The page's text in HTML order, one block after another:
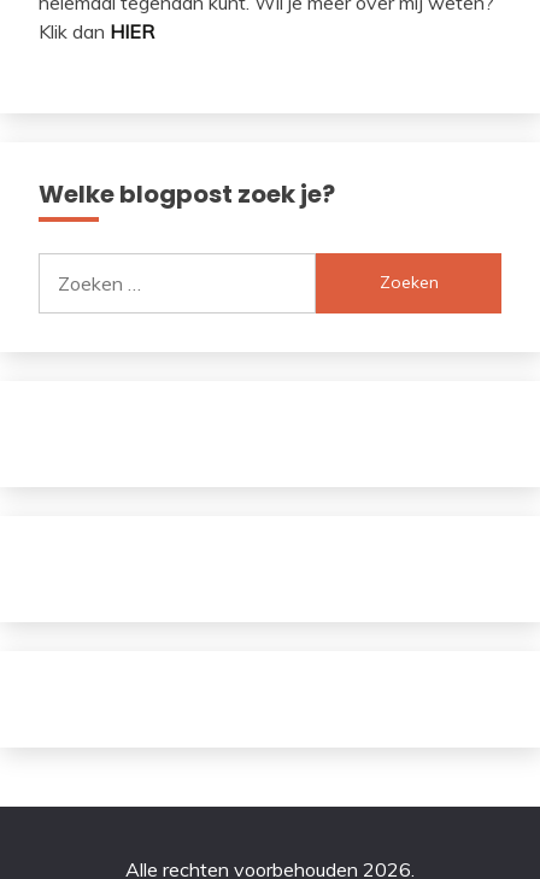
Klik dan HIER
Welke blogpost zoek je?
naar:
Alle rechten voorbehouden 2026.